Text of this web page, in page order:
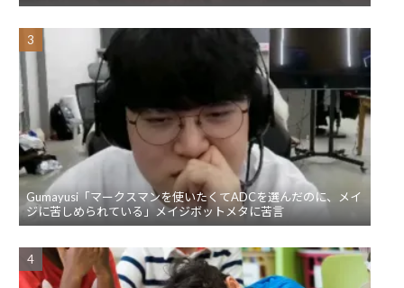
Gumayusi「マークスマンを使いたくてADCを選んだのに、メイ
ジに苦しめられている」メイジボットメタに苦言